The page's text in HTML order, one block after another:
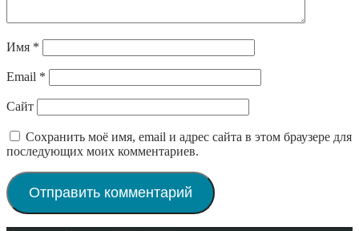
Имя *
Email *
Сайт
Сохранить моё имя, email и адрес сайта в этом браузере для
последующих моих комментариев.